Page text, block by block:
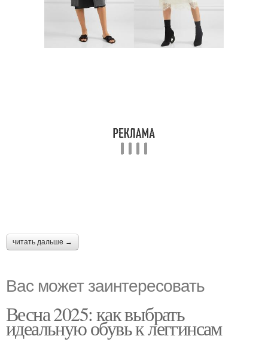
читать дальше →
Вас может заинтересовать
Весна 2025: как выбрать
идеальную обувь к леггинсам